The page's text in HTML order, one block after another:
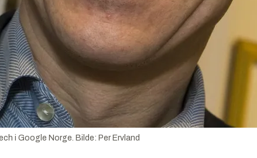
i Google Norge. Bilde: Per Ervland